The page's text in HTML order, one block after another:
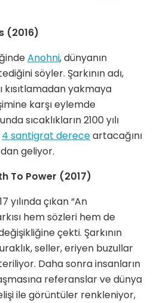
(2016)
Anohni, dünyanın
söyler. Şarkının adı,
kısıtlamadan yakmaya
karşı eylemde
sıcaklıkların 2100 yılı
4 santigrat dereceartacağını
geliyor.
To Power (2017)
yılında çıkan “An
hem sözleri hem de
çekti. Şarkının
seller, eriyen buzullar
Daha sonra insanların
referanslar ve dünya
ile görüntüler renkleniyor,